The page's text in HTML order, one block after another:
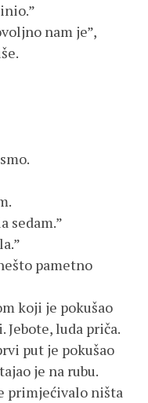
nam je”,
sedam.”
pametno
koji je pokušao
Jebote, luda priča.
put je pokušao
je na rubu.
primjećivalo ništa